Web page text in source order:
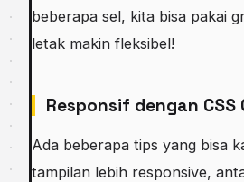
beberapa sel, kita bisa pakai
letak makin fleksibel!
Responsif dengan CSS
Ada beberapa tips yang bisa
tampilan lebih responsive,